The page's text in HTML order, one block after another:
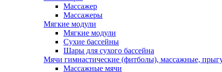
Массажер
Массажеры
Мягкие модули
Мягкие модули
Сухие бассейны
Шары для сухого бассейна
Мячи гимнастические (фитболы), массажные,
Массажные мячи